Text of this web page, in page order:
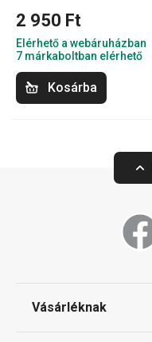
2 950 Ft
Elérhető a webáruházban
7 márkaboltban elérhető
Kosárba
Vásárléknak